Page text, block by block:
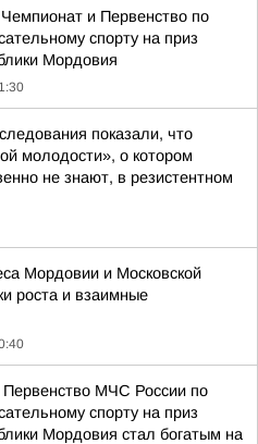
и Первенство по
спорту на приз
Мордовия
показали, что
молодости», о котором
не знают, в резистентном
Мордовии и Московской
роста и взаимные
МЧС России по
спорту на приз
Мордовия стал богатым на